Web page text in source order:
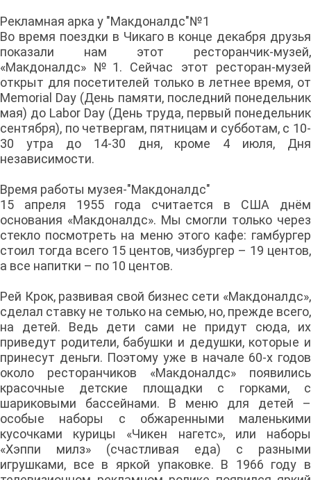
Рекламная арка у "Макдоналдс"№1
Во время поездки в Чикаго в конце декабря друзья
показали нам этот ресторанчик-музей,
«Макдоналдс» №1. Сейчас этот ресторан-музей
открыт для посетителей только в летнее время, от
Memorial Day (День памяти, последний понедельник
мая) дo Labor Day (День труда, первый понедельник
сентября), по четвергам, пятницам и субботам, с 10-
30 утра до 14-30 дня, кроме 4 июля, Дня
независимости.
Время работы музея-"Макдоналдс"
15 апреля 1955 года считается в США днём
основания «Макдоналдс». Мы смогли только через
стекло посмотреть на меню этого кафе: гамбургер
стоил тогда всего 15 центов, чизбургер – 19 центов,
а все напитки – по 10 центов.
Рей Крок, развивая свой бизнес сети «Макдоналдс»,
сделал ставку не только на семью, но, прежде всего,
на детей. Ведь дети сами не придут сюда, их
приведут родители, бабушки и дедушки, которые и
принесут деньги. Поэтому уже в начале 60-х годов
около ресторанчиков «Макдоналдс» появились
красочные детские площадки с горками, с
шариковыми бассейнами. В меню для детей –
особые наборы с обжаренными маленькими
кусочками курицы «Чикен нагетс», или наборы
«Хэппи милз» (счастливая еда) с разными
игрушками, все в яркой упаковке. В 1966 году в